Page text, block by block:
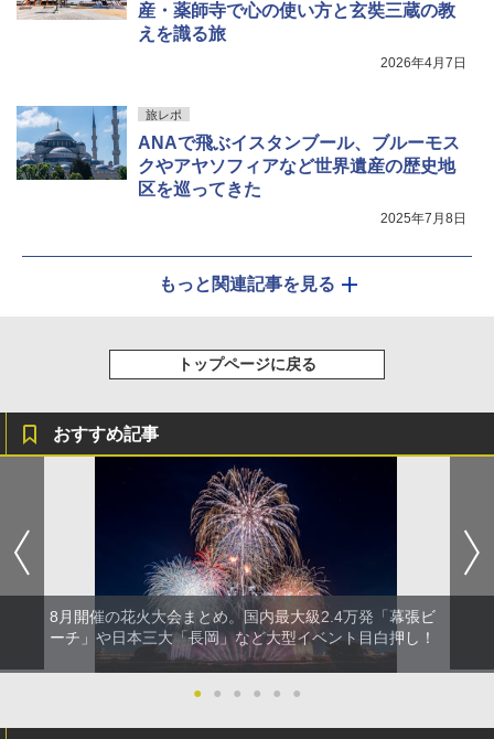
産・薬師寺で心の使い方と玄奘三蔵の教
えを識る旅
2026年4月7日
旅レポ
ANAで飛ぶイスタンブール、ブルーモス
クやアヤソフィアなど世界遺産の歴史地
区を巡ってきた
2025年7月8日
もっと関連記事を見る
トップページに戻る
おすすめ記事
8月開催の花火大会まとめ。国内最大級2.4万発「幕張ビ
ーチ」や日本三大「長岡」など大型イベント目白押し！
● ● ● ● ● ●